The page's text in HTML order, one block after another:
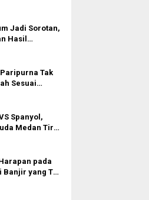
Jadi Sorotan,
Hasil
Tak
Sesuai
Spanyol,
Medan Tiru
an
pada
Banjir yang Tak
IKD